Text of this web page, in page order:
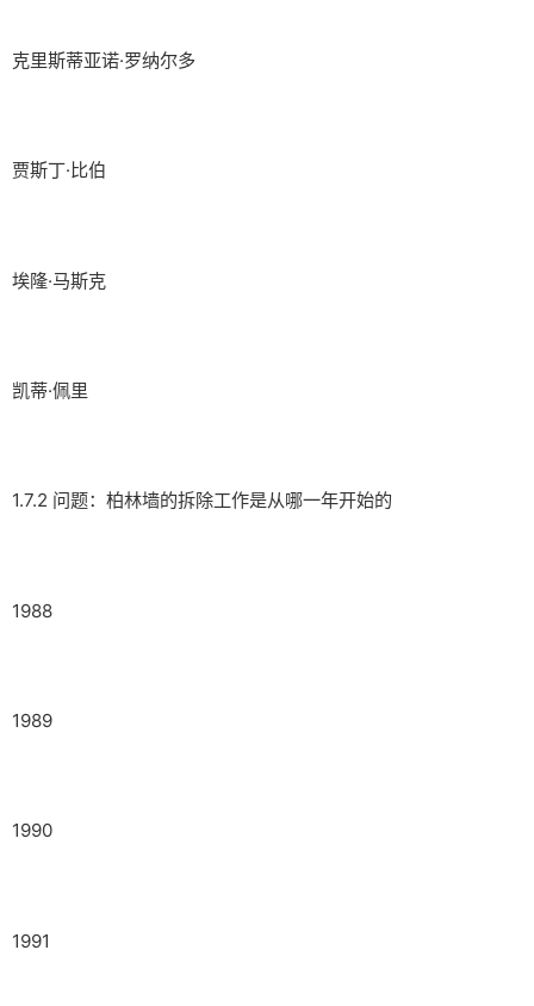
克里斯蒂亚诺·罗纳尔多
贾斯丁·比伯
埃隆·马斯克
凯蒂·佩里
1.7.2 问题：柏林墙的拆除工作是从哪一年开始的
1988
1989
1990
1991